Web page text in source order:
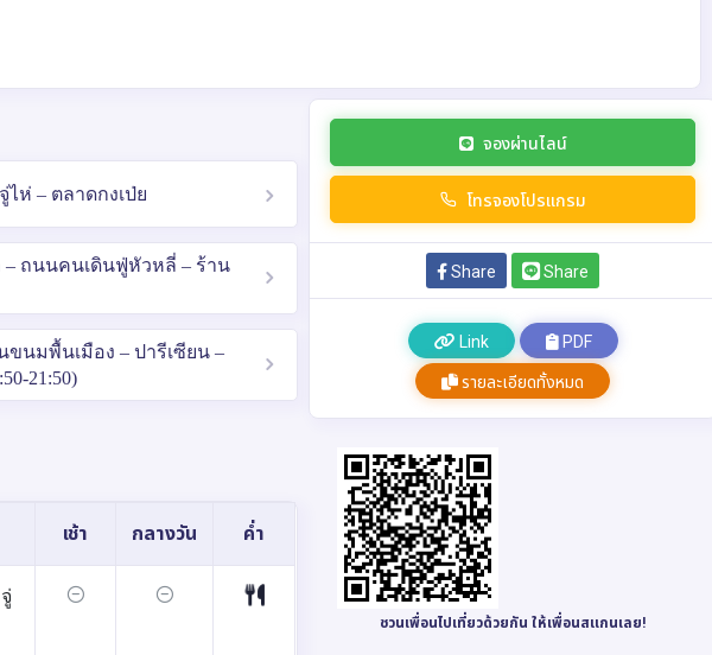
ห่ – ตลาดกงเป่ย
– ถนนคนเดินฟู่หัวหลี่ – ร้าน
ขนมพื้นเมือง – ปารีเซียน –
21:50)
เช้า กลางวัน ค่ำ
จองผ่านไลน์
โทรจองโปรแกรม
Share Share
Link PDF
รายละเอียดทั้งหมด
ชวนเพื่อนไปเที่ยวด้วยกัน ให้เพื่อนสแกนเลย!